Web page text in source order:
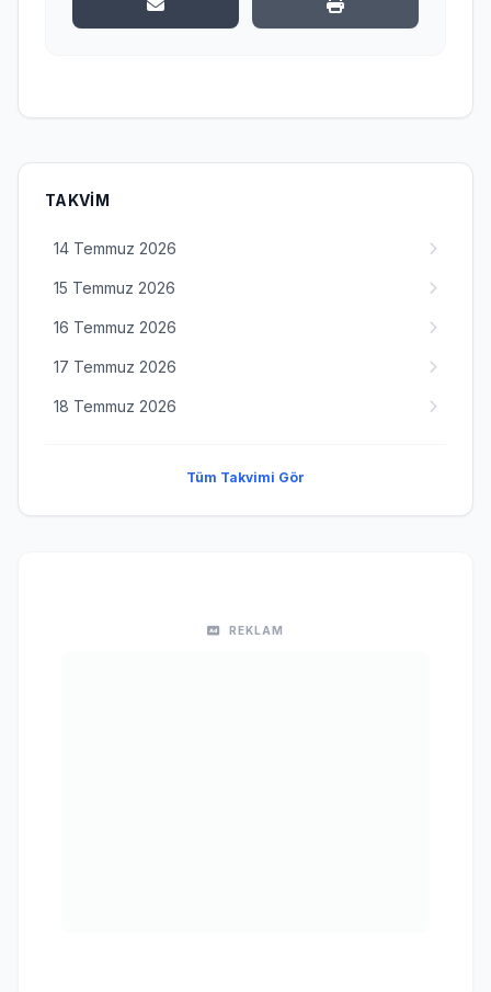
TAKVIM
14 Temmuz 2026
15 Temmuz 2026
16 Temmuz 2026
17 Temmuz 2026
18 Temmuz 2026
Tüm Takvimi Gör
REKLAM